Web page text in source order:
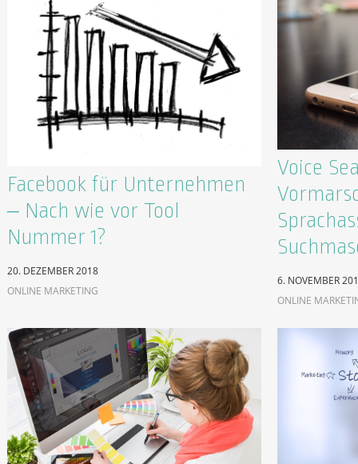
Facebook für Unternehmen
– Nach wie vor Tool
Nummer 1?
20. DEZEMBER 2018
ONLINE MARKETING
Voice
6. NOVEMBER
ONLINE